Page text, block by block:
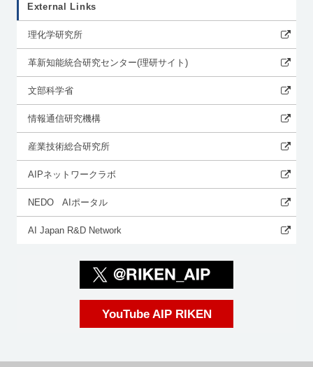
External Links
理化学研究所
革新知能統合研究センター(理研サイト)
文部科学省
情報通信研究機構
産業技術総合研究所
AIPネットワークラボ
NEDO AIポータル
AI Japan R&D Network
YouTube AIP RIKEN